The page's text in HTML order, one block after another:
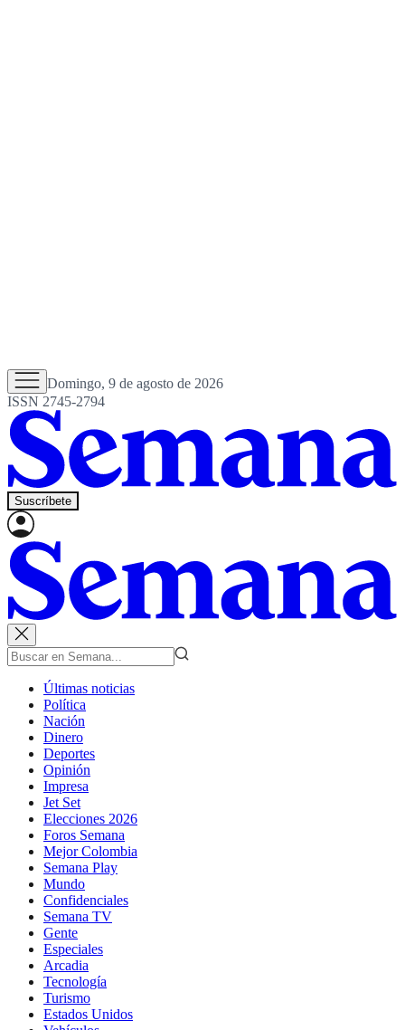
Domingo, 9 de agosto de 2026
ISSN 2745-2794
Suscríbete
Últimas noticias
Política
Nación
Dinero
Deportes
Opinión
Impresa
Jet Set
Elecciones 2026
Foros Semana
Mejor Colombia
Semana Play
Mundo
Confidenciales
Semana TV
Gente
Especiales
Arcadia
Tecnología
Turismo
Estados Unidos